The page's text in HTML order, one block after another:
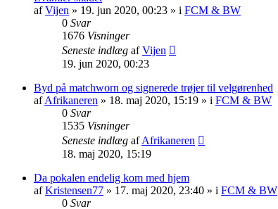
afVijen » 19. jun 2020, 00:23 » i FCM & BW
0 Svar
1676 Visninger
Seneste indlæg afVijen
19. jun 2020, 00:23
Byd på matchworn og signerede trøjer til velgørenhed
afAfrikaneren » 18. maj 2020, 15:19 » i FCM & BW
0 Svar
1535 Visninger
Seneste indlæg afAfrikaneren
18. maj 2020, 15:19
Da pokalen endelig kom med hjem
afKristensen77 » 17. maj 2020, 23:40 » i FCM & BW
0 Svar